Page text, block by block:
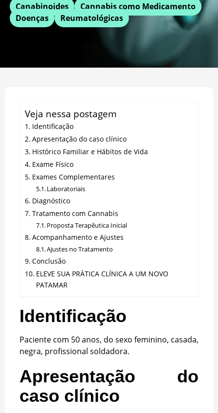
Canabinoides
Cannabis como Medicamento
Doenças
Reumatológicas
Veja nessa postagem
Identificação
Apresentação do caso clínico
Histórico Familiar e Hábitos de Vida
Exame Físico
Exames Complementares
Laboratoriais
Diagnóstico
Tratamento com Cannabis
Proposta Terapêutica Inicial
Acompanhamento e Ajustes
Ajustes no Tratamento
Conclusão
ELEVE SUA PRÁTICA CLÍNICA A UM NOVO
PATAMAR
Identificação
Paciente com 50 anos, do sexo feminino, casada,
negra, profissional soldadora.
Apresentação do
caso clínico